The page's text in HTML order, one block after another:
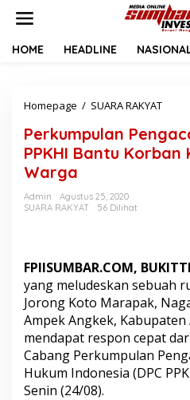
HOME HEADLINE
Homepage / SUARA RAKYAT
r
k
u
P
n
g
a
c
a
a
Perkumpulan
PPKHI Bantu Korban
Warga
Admin
Agustus 25, 2020
SUARA RAKYAT
56 Dilihat
FPIISUMBAR.COM,
yang meludeskan sebuah
Jorong Koto Marapak,
Ampek Angkek,
mendapat respon cepat
Cabang Perkumpulan
Hukum Indonesia (DPC
Senin (24/08).